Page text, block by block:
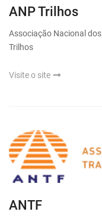
ANP Trilhos
Associação Nacional
Trilhos
Visite o site
ANTF